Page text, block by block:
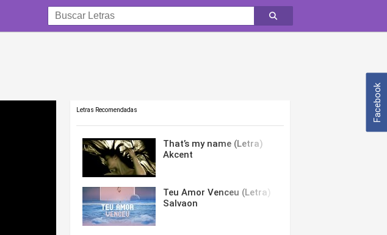
Facebook
Letras Recomendadas
That’s my name (Letra)
Akcent
Teu Amor Venceu (Letra)
Salvaon